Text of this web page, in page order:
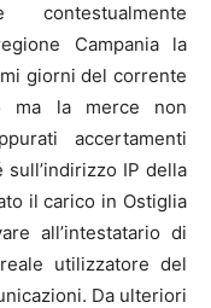
Campania la
giorni del corrente
ma la merce non
accertamenti
IP della
il carico in Ostiglia
all’intestatario di
utilizzatore del
Da ulteriori